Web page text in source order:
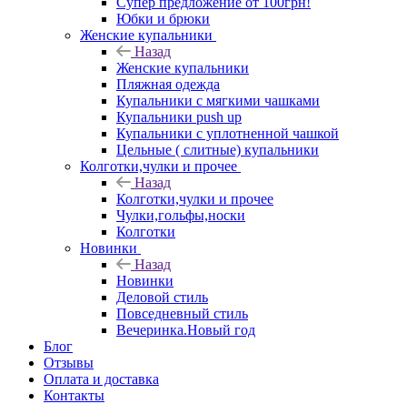
Юбки и брюки
Женские купальники
Назад
Женские купальники
Пляжная одежда
Купальники с мягкими чашками
Купальники push up
Купальники с уплотненной чашкой
Цельные ( слитные) купальники
Колготки,чулки и прочее
Назад
Колготки,чулки и прочее
Чулки,гольфы,носки
Колготки
Новинки
Назад
Новинки
Деловой стиль
Повседневный стиль
Вечеринка.Новый год
Блог
Отзывы
Оплата и доставка
Контакты